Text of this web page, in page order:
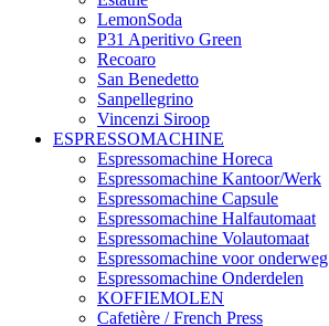
LemonSoda
P31 Aperitivo Green
Recoaro
San Benedetto
Sanpellegrino
Vincenzi Siroop
ESPRESSOMACHINE
Espressomachine Horeca
Espressomachine Kantoor/Werk
Espressomachine Capsule
Espressomachine Halfautomaat
Espressomachine Volautomaat
Espressomachine voor onderweg
Espressomachine Onderdelen
KOFFIEMOLEN
Cafetière / French Press